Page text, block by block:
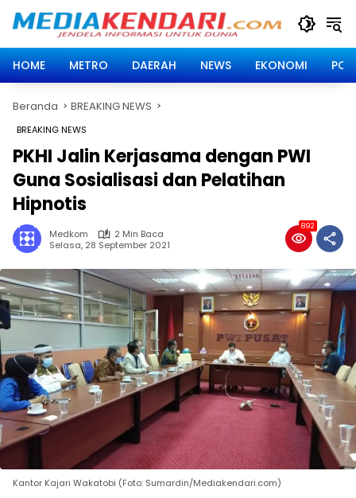
HOME
METRO DAERAH NEWS EKONOMI
Beranda BREAKING NEWS
BREAKING NEWS
PKHI Jalin Kerjasama dengan PWI
Guna Sosialisasi dan Pelatihan
Hipnotis
Medkom
2 Min Baca
Selasa, 28 September 2021
892
Kantor Kajari Wakatobi (Foto: Sumardin/Mediakendari.com)